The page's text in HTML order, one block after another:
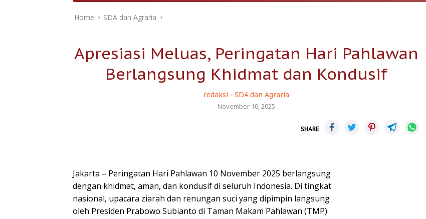
Home SDA dan Agraria
Apresiasi Meluas, Peringatan Hari Pahlawan
Berlangsung Khidmat dan Kondusif
redaksi - SDA dan Agraria
November 10, 2025
SHARE
Jakarta – Peringatan Hari Pahlawan 10 November 2025 berlangsung
dengan khidmat, aman, dan kondusif di seluruh Indonesia. Di tingkat
nasional, upacara ziarah dan renungan suci yang dipimpin langsung
oleh Presiden Prabowo Subianto di Taman Makam Pahlawan (TMP)